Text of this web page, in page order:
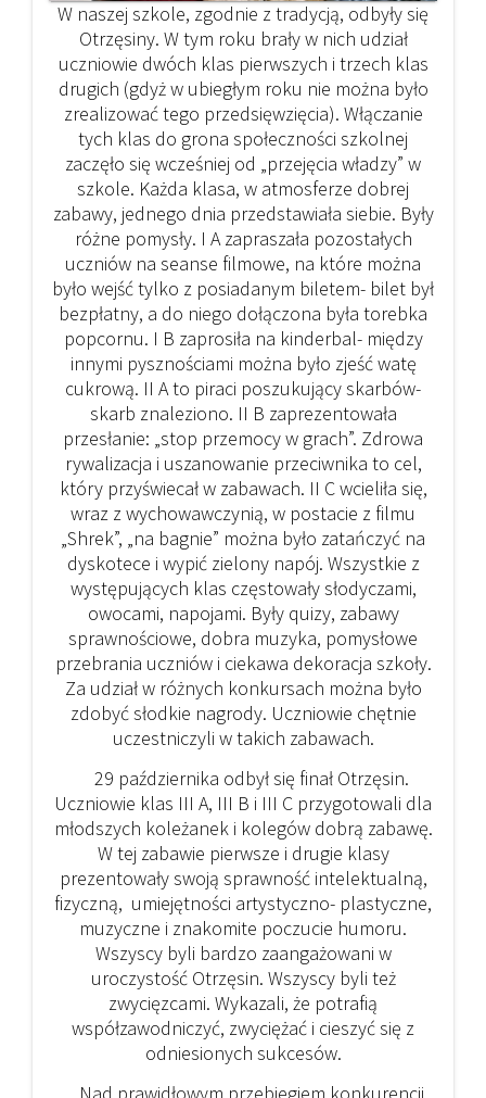
W naszej szkole, zgodnie z tradycją, odbyły się
Otrzęsiny. W tym roku brały w nich udział
uczniowie dwóch klas pierwszych i trzech klas
drugich (gdyż w ubiegłym roku nie można było
zrealizować tego przedsięwzięcia). Włączanie
tych klas do grona społeczności szkolnej
zaczęło się wcześniej od „przejęcia władzy” w
szkole. Każda klasa, w atmosferze dobrej
zabawy, jednego dnia przedstawiała siebie. Były
różne pomysły. I A zapraszała pozostałych
uczniów na seanse filmowe, na które można
było wejść tylko z posiadanym biletem- bilet był
bezpłatny, a do niego dołączona była torebka
popcornu. I B zaprosiła na kinderbal- między
innymi pysznościami można było zjeść watę
cukrową. II A to piraci poszukujący skarbów-
skarb znaleziono. II B zaprezentowała
przesłanie: „stop przemocy w grach”. Zdrowa
rywalizacja i uszanowanie przeciwnika to cel,
który przyświecał w zabawach. II C wcieliła się,
wraz z wychowawczynią, w postacie z filmu
„Shrek”, „na bagnie” można było zatańczyć na
dyskotece i wypić zielony napój. Wszystkie z
występujących klas częstowały słodyczami,
owocami, napojami. Były quizy, zabawy
sprawnościowe, dobra muzyka, pomysłowe
przebrania uczniów i ciekawa dekoracja szkoły.
Za udział w różnych konkursach można było
zdobyć słodkie nagrody. Uczniowie chętnie
uczestniczyli w takich zabawach.
29 października odbył się finał Otrzęsin.
Uczniowie klas III A, III B i III C przygotowali dla
młodszych koleżanek i kolegów dobrą zabawę.
W tej zabawie pierwsze i drugie klasy
prezentowały swoją sprawność intelektualną,
fizyczną, umiejętności artystyczno- plastyczne,
muzyczne i znakomite poczucie humoru.
Wszyscy byli bardzo zaangażowani w
uroczystość Otrzęsin. Wszyscy byli też
zwycięzcami. Wykazali, że potrafią
współzawodniczyć, zwyciężać i cieszyć się z
odniesionych sukcesów.